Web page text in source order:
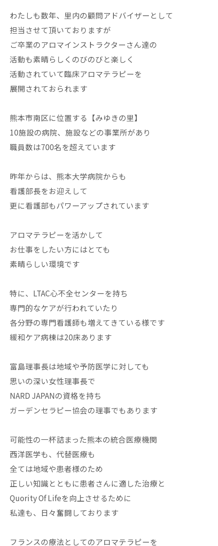
わたしも数年、里内の顧問アドバイザーとして
担当させて頂いておりますが
ご卒業のアロマインストラクターさん達の
活動も素晴らしくのびのびと楽しく
活動されていて臨床アロマテラピーを
展開されておられます
熊本市南区に位置する【みゆきの里】
10施設の病院、施設などの事業所があり
職員数は700名を超えています
昨年からは、熊本大学病院からも
看護部長をお迎えして
更に看護部もパワーアップされています
アロマテラピーを活かして
お仕事をしたい方にはとても
素晴らしい環境です
特に、LTAC心不全センターを持ち
専門的なケアが行われていたり
各分野の専門看護師も増えてきている様です
緩和ケア病棟は20床あります
富島理事長は地域や予防医学に対しても
思いの深い女性理事長で
NARD JAPANの資格を持ち
ガーデンセラピー協会の理事でもあります
可能性の一杯詰まった熊本の統合医療機関
西洋医学も、代替医療も
全ては地域や患者様のため
正しい知識とともに患者さんに適した治療と
Quority Of Lifeを向上させるために
私達も、日々奮闘しております
フランスの療法としてのアロマテラピーを